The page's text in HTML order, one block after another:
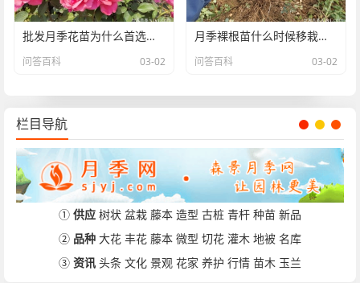
批发月季花苗为什么首选南阳？
问答百科 03-02
月季裸根苗什么时候移栽合适？南阳月季告诉你
问答百科 03-02
栏目导航
① 供应 树状 盆栽 藤本 造型 古桩 青杆 种苗 新品
② 品种 大花 丰花 藤本 微型 切花 灌木 地被 名库
③ 资讯 头条 文化 景观 花家 养护 行情 苗木 玉兰